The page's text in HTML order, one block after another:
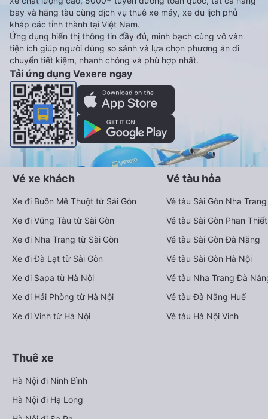
bay và hãng tàu cùng dịch vụ thuê xe máy, xe du lịch phủ
khắp các tỉnh thành tại Việt Nam.
Ứng dụng hiển thị thông tin đầy đủ, minh bạch cùng vô vàn
tiện ích giúp người dùng so sánh và lựa chọn phương án di
chuyển tiết kiệm, nhanh chóng và phù hợp nhất.
Tải ứng dụng Vexere ngay
Vé xe khách
Xe đi Buôn Mê Thuột từ Sài Gòn
Xe đi Vũng Tàu từ Sài Gòn
Xe đi Nha Trang từ Sài Gòn
Xe đi Đà Lạt từ Sài Gòn
Xe đi Sapa từ Hà Nội
Xe đi Hải Phòng từ Hà Nội
Xe đi Vinh từ Hà Nội
Vé tàu hỏa
Vé tàu Sài Gòn Nha Trang
Vé tàu Sài Gòn Phan Thiết
Vé tàu Sài Gòn Đà Nẵng
Vé tàu Sài Gòn Hà Nội
Vé tàu Nha Trang Đà
Vé tàu Đà Nẵng Huế
Vé tàu Hà Nội Vinh
Thuê xe
Hà Nội đi Ninh Bình
Hà Nội đi Hạ Long